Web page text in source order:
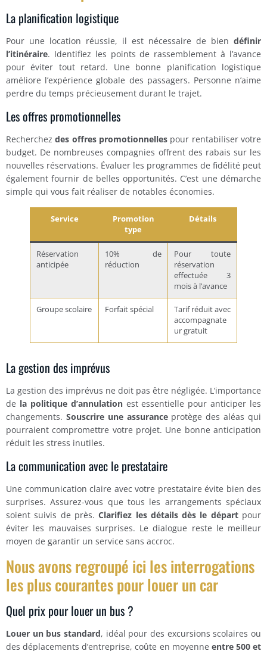
La planification logistique
Pour une location réussie, il est nécessaire de bien définir
l’itinéraire. Identifiez les points de rassemblement à l’avance
pour éviter tout retard. Une bonne planification logistique
améliore l’expérience globale des passagers. Personne n’aime
perdre du temps précieusement durant le trajet.
Les offres promotionnelles
Recherchezdes offres promotionnelles pour rentabiliser votre
budget. De nombreuses compagnies offrent des rabais sur les
nouvelles réservations. Évaluer les programmes de fidélité peut
également fournir de belles opportunités. C’est une démarche
simple qui vous fait réaliser de notables économies.
Service
Promotion
type
Détails
Réservation
anticipée
10% de
réduction
Pour toute
réservation
effectuée 3
mois à l’avance
Groupe scolaire Forfait spécial
Tarif réduit avec
accompagnate
ur gratuit
La gestion des imprévus
La gestion des imprévus ne doit pas être négligée. L’importance
de la politique d’annulationest essentielle pour anticiper les
changements. Souscrire une assuranceprotège des aléas qui
pourraient compromettre votre projet. Une bonne anticipation
réduit les stress inutiles.
La communication avec le prestataire
Une communication claire avec votre prestataire évite bien des
surprises. Assurez-vous que tous les arrangements spéciaux
soient suivis de près.Clarifiez les détails dès le départ pour
éviter les mauvaises surprises. Le dialogue reste le meilleur
moyen de garantir un service sans accroc.
Nous avons regroupé ici les interrogations
les plus courantes pour louer un car
Quel prix pour louer un bus ?
Louer un bus standard, idéal pour des excursions scolaires ou
des déplacements d’entreprise, coûte en moyenne entre 500 et